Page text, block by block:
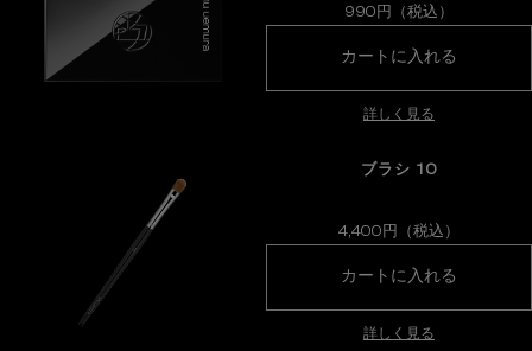
990円（税込）
カートに入れる
詳しく見る
ブラシ 10
4,400円（税込）
カートに入れる
詳しく見る